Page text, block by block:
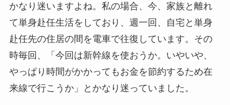
かなり迷いますよね。私の場合、今、家族と離れ
て単身赴任生活をしており、週一回、自宅と単身
赴任先の住居の間を電車で往復しています。その
時毎回、「今回は新幹線を使おうか。いやいや、
やっぱり時間がかかってもお金を節約するため在
来線で行こうか」とかなり迷っていました。